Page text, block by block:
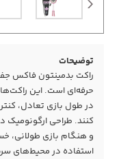
توضیحات
راکت بدمینتون فاکس
حرفه‌ای است. این
در طول بازی تعادل،
کنند. طراحی
و هنگام بازی
استفاده در محیط‌های